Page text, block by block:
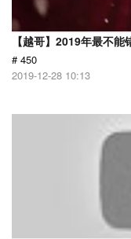
【越哥】2019年最不
# 450
2019-12-28 10:13